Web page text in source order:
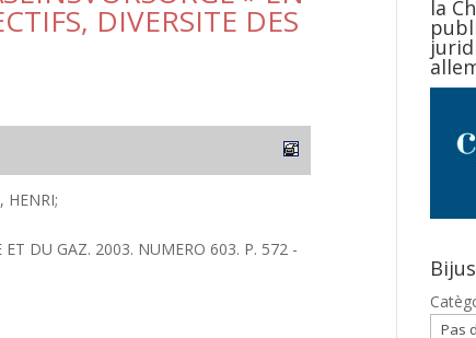
DIVERSITE DES
HENRI;
ET DU GAZ. 2003. NUMERO 603. P. 572 -
la